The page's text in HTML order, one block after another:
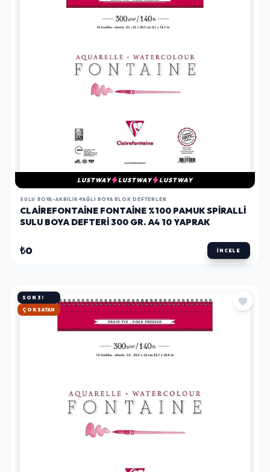
LUSTWAY LUSTWAY LUSTWAY
SULU BOYA-AKRILIK-YAĞLI BOYA BLOK DEFTERLER
CLAIREFONTAINE FONTAINE %100 PAMUK SPIRALLI
SULU BOYA DEFTERI 300 GR. A4 10 YAPRAK
₺0 İNCELE
SON 3!
HIZLI KARGO